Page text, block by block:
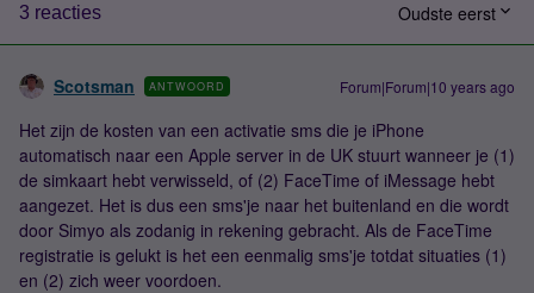
3 reacties Oudste eerst
Scotsman ANTWOORD Forum|Forum|10 years ago
Het zijn de kosten van een activatie sms die je iPhone
automatisch naar een Apple server in de UK stuurt wanneer je (1)
de simkaart hebt verwisseld, of (2) FaceTime of iMessage hebt
aangezet. Het is dus een sms'je naar het buitenland en die wordt
door Simyo als zodanig in rekening gebracht. Als de FaceTime
registratie is gelukt is het een eenmalig sms'je totdat situaties (1)
en (2) zich weer voordoen.